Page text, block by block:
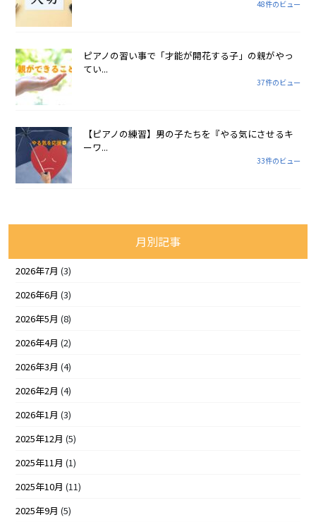
48件のビュー
ピアノの習い事で「才能が開花する子」の親がやっ
てい...
37件のビュー
【ピアノの練習】男の子たちを『やる気にさせるキ
ーワ...
33件のビュー
月別記事
2026年7月 (3)
2026年6月 (3)
2026年5月 (8)
2026年4月 (2)
2026年3月 (4)
2026年2月 (4)
2026年1月 (3)
2025年12月 (5)
2025年11月 (1)
2025年10月 (11)
2025年9月 (5)